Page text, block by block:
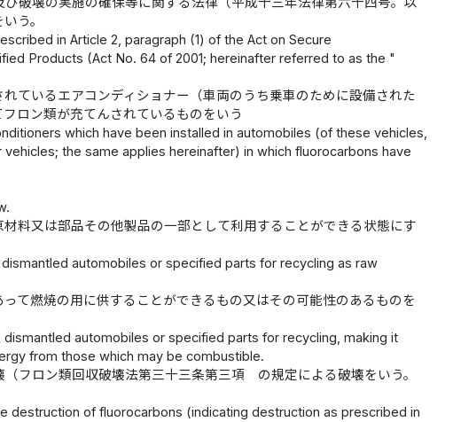
う。
in Article 2, paragraph (1) of the Act on Secure
Products (Act No. 64 of 2001; hereinafter referred to as the "
ているエアコンディショナー（車両のうち乗車のために設備された
ロン類が充てんされているものをいう
which have been installed in automobiles (of these vehicles,
the same applies hereinafter) in which fluorocarbons have
料又は部品その他製品の一部として利用することができる状態にす
automobiles or specified parts for recycling as raw
て燃焼の用に供することができるもの又はその可能性のあるものを
automobiles or specified parts for recycling, making it
from those which may be combustible.
フロン類回収破壊法第三十三条第三項 の規定による破壊をいう。
destruction of fluorocarbons (indicating destruction as prescribed in